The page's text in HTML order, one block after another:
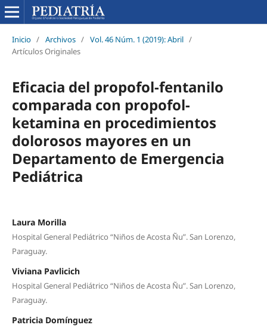
Inicio / Archivos / Vol. 46 Núm. 1 (2019): Abril /
Artículos Originales
Eficacia del propofol-fentanilo
comparada con propofol-
ketamina en procedimientos
dolorosos mayores en un
Departamento de Emergencia
Pediátrica
Laura Morilla
Hospital General Pediátrico “Niños de Acosta Ñu”. San Lorenzo,
Paraguay.
Viviana Pavlicich
Hospital General Pediátrico “Niños de Acosta Ñu”. San Lorenzo,
Paraguay.
Patricia Domínguez